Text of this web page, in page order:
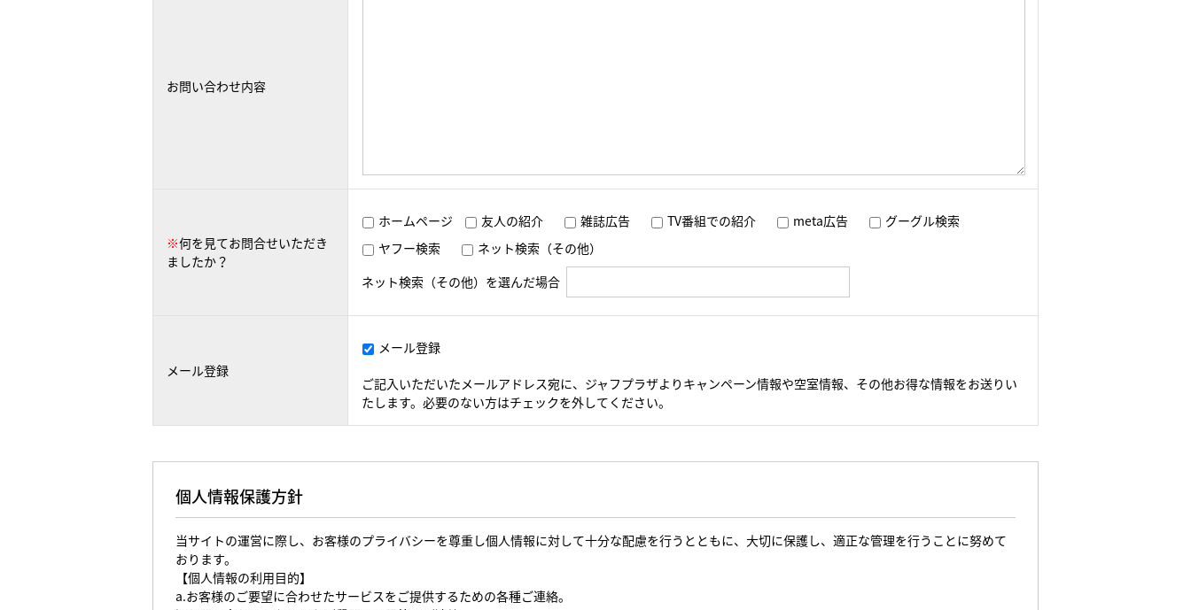
お問い合わせ内容
※何を見てお問合せいただき
ましたか？
ホームページ 友人の紹介 雑誌広告 TV番組での紹介 meta広告
グーグル検索
ヤフー検索
ネット検索（その他）
ネット検索（その他）を選んだ場合
メール登録
メール登録
ご記入いただいたメールアドレス宛に、ジャフプラザよりキャンペーン情報や空室情報、その他お得な情報をお送りい
たします。必要のない方はチェックを外してください。
個人情報保護方針
当サイトの運営に際し、お客様のプライバシーを尊重し個人情報に対して十分な配慮を行うとともに、大切に保護し、適正な管理を行うことに努めて
おります。
【個人情報の利用目的】
a.お客様のご要望に合わせたサービスをご提供するための各種ご連絡。